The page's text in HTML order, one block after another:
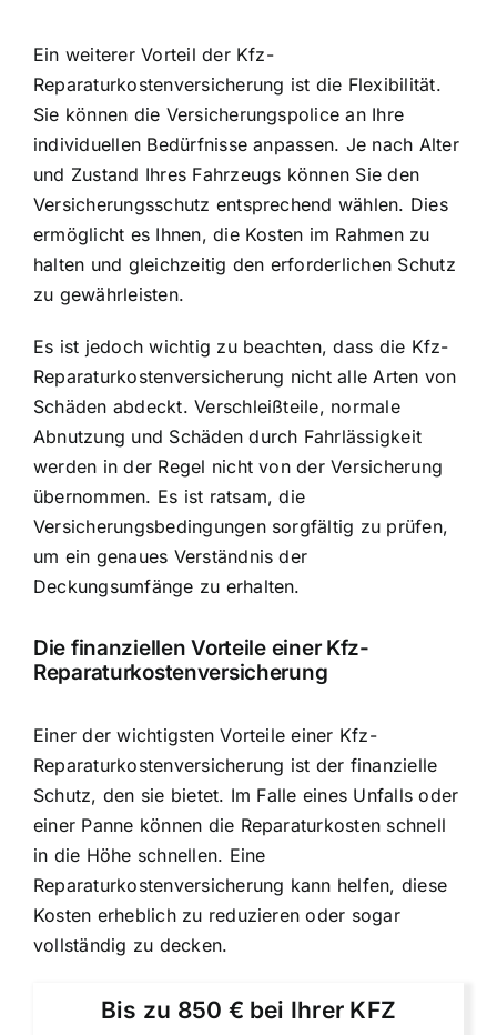
Ein weiterer Vorteil der Kfz-
Reparaturkostenversicherung ist die Flexibilität.
Sie können die Versicherungspolice an Ihre
individuellen Bedürfnisse anpassen. Je nach Alter
und Zustand Ihres Fahrzeugs können Sie den
Versicherungsschutz entsprechend wählen. Dies
ermöglicht es Ihnen, die Kosten im Rahmen zu
halten und gleichzeitig den erforderlichen Schutz
zu gewährleisten.
Es ist jedoch wichtig zu beachten, dass die Kfz-
Reparaturkostenversicherung nicht alle Arten von
Schäden abdeckt. Verschleißteile, normale
Abnutzung und Schäden durch Fahrlässigkeit
werden in der Regel nicht von der Versicherung
übernommen. Es ist ratsam, die
Versicherungsbedingungen sorgfältig zu prüfen,
um ein genaues Verständnis der
Deckungsumfänge zu erhalten.
Die finanziellen Vorteile einer Kfz-
Reparaturkostenversicherung
Einer der wichtigsten Vorteile einer Kfz-
Reparaturkostenversicherung ist der finanzielle
Schutz, den sie bietet. Im Falle eines Unfalls oder
einer Panne können die Reparaturkosten schnell
in die Höhe schnellen. Eine
Reparaturkostenversicherung kann helfen, diese
Kosten erheblich zu reduzieren oder sogar
vollständig zu decken.
Bis zu 850 € bei Ihrer KFZ